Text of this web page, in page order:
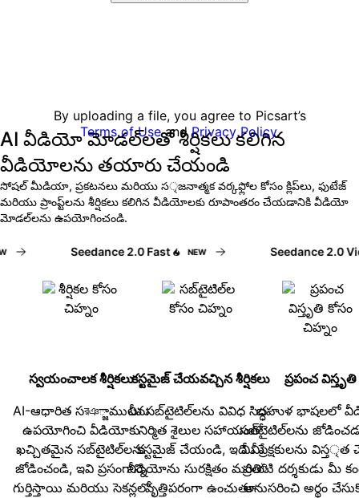
By uploading a file, you agree to Picsart’s
Terms of UseandPrivacy Policy.
AI వీడియో మోడల్‌లతో శీర్షికలు కలిగిన
వీడియోలను తయారు చేయండి
సోషల్ మీడియా, ప్రకటనలు మరియు సৃజనాత్మక వర్కఫ్లోల కోసం క్లిప్‌లు, ఫుటేజ్
మరియు ప్రాంప్ట్‌లను శీర్షికలు కలిగిన వీడియోలకు రూపాంతరం చేయడానికి వీడియో
మోడల్‌లను ఉపయోగించండి.
Seedance 2.0 Fast NEW Seedance 2.0
స్వయంచాలక శీర్షికలు
AI-ఆధారిత సরঞ్జాములను
ఉపయోగించి వీడియోకు
ఖచ్చితమైన సబ్‌టైటిల్‌లను
జోడించండి, ఇవి ప్రసంగాన్ని
గుర్తిస్తాయి మరియు సెకన్లలో
కస్టమైజ్ చేయవచ్చిన శీర్షికలు
మీ సబ్‌టైటిల్‌లను వివిధ సిద్ధ-
నిర్మిత శైలుల సహాయంతో
కస్టమైజ్ చేయండి, ఇది మీ
వీడియోను సురక్షితం మరియు
వృత్తిపరంగా ఉంచుతూ
ప్రపంచ విస్తృతి
బహుళ భాషలలో
సబ్‌టైటిల్‌లను
మీ ప్రేక్షకులను
ప్రతిটి దర్శకుడు మీ
అనుసరించి అర్థం